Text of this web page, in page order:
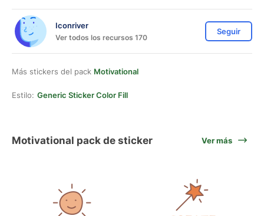
Iconriver
Ver todos los recursos 170
Seguir
Más stickers del pack Motivational
Estilo: Generic Sticker Color Fill
Motivational pack de sticker Ver más